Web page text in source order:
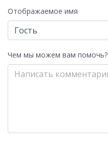
Отображаемое имя
Чем мы можем вам помочь?